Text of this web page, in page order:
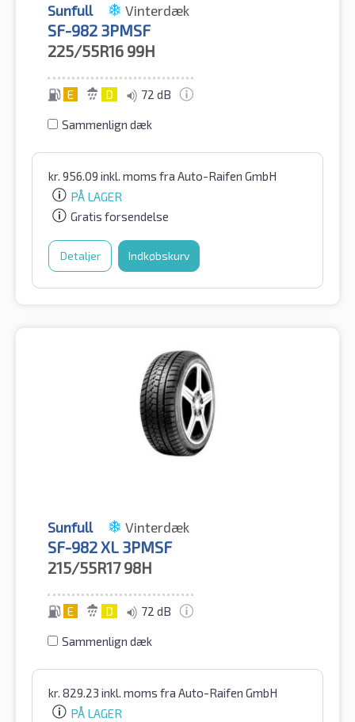
Sunfull Vinterdæk
SF-982 3PMSF
225/55R16 99H
E D 72 dB
Sammenlign dæk
kr. 956.09 inkl. moms fra Auto-Raifen GmbH
PÅ LAGER
Gratis forsendelse
Detaljer Indkøbskurv
Sunfull Vinterdæk
SF-982 XL 3PMSF
215/55R17 98H
E D 72 dB
Sammenlign dæk
kr. 829.23 inkl. moms fra Auto-Raifen GmbH
PÅ LAGER